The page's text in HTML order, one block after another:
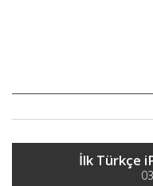
İlk Türkçe